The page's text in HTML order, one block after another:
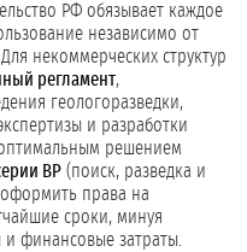
РФ обязывает каждое
независимо от
некоммерческих структур
регламент,
геологоразведки,
и разработки
оптимальным решением
ВР (поиск, разведка и
права на
сроки, минуя
финансовые затраты.